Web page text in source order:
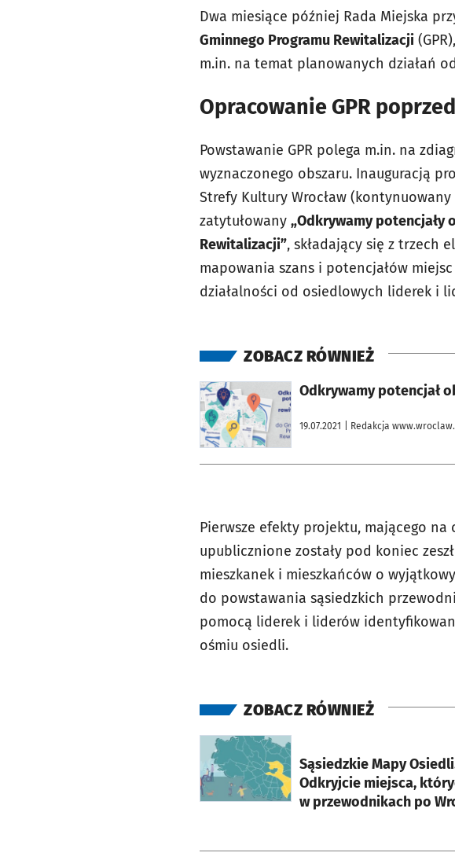
Dwa miesiące później Rada Miejska
Gminnego Programu Rewitalizacji
m.in. na temat planowanych działań
Opracowanie GPR
Powstawanie GPR polega m.in. na
wyznaczonego obszaru. Inauguracją
Strefy Kultury Wrocław
zatytułowany „Odkrywamy potencjały
Rewitalizacji”, składający się z trzech
mapowania szans i potencjałów
działalności od osiedlowych liderek i
ZOBACZ RÓWNIEŻ
Odkrywamy potencjał
19.07.2021 | Redakcja
otworzy się w nowej karcie
Pierwsze efekty projektu, mającego
upublicznione zostały pod koniec
mieszkanek i mieszkańców o
do powstawania sąsiedzkich
pomocą liderek i liderów
ośmiu osiedli.
ZOBACZ RÓWNIEŻ
Sąsiedzkie Mapy
Odkryjcie miejsca,
w przewodnikach po
otworzy się w nowej karcie